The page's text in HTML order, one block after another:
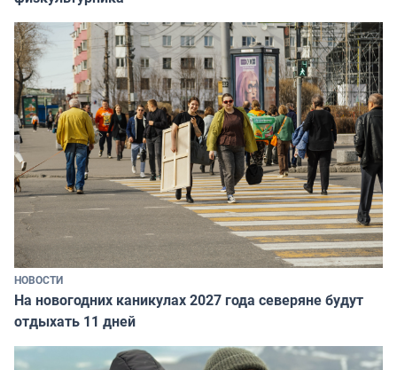
НОВОСТИ
На новогодних каникулах 2027 года северяне будут
отдыхать 11 дней